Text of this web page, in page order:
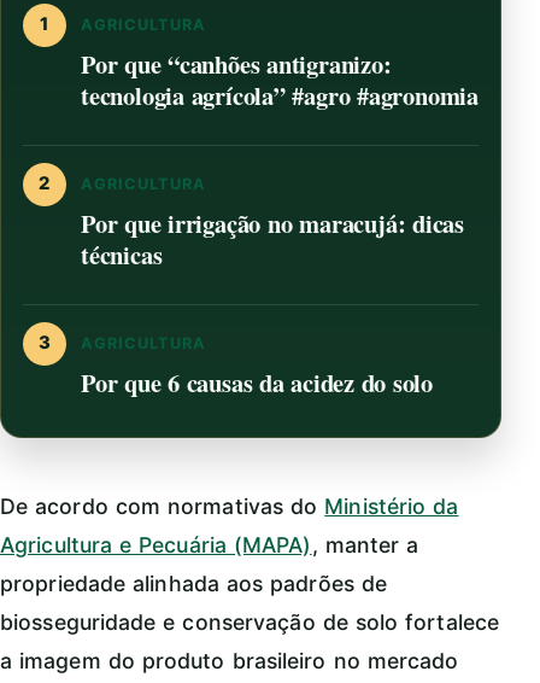
1 AGRICULTURA
Por que “canhões antigranizo:
tecnologia agrícola” #agro #agronomia
2 AGRICULTURA
Por que irrigação no maracujá: dicas
técnicas
3 AGRICULTURA
Por que 6 causas da acidez do solo
De acordo com normativas do Ministério da
Agricultura e Pecuária (MAPA), manter a
propriedade alinhada aos padrões de
biosseguridade e conservação de solo fortalece
a imagem do produto brasileiro no mercado